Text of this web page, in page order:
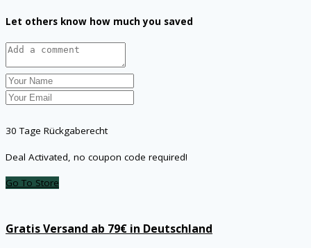
Let others know how much you saved
30 Tage Rückgaberecht
Deal Activated, no coupon code required!
Go To Store
Gratis Versand ab 79€ in Deutschland